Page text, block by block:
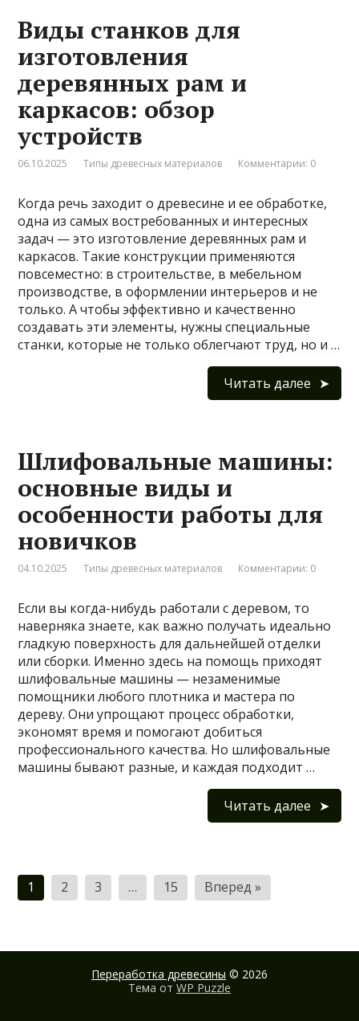
Виды станков для
изготовления
деревянных рам и
каркасов: обзор
устройств
06.10.2025 Типы древесных материалов Комментарии: 0
Когда речь заходит о древесине и ее обработке,
одна из самых востребованных и интересных
задач — это изготовление деревянных рам и
каркасов. Такие конструкции применяются
повсеместно: в строительстве, в мебельном
производстве, в оформлении интерьеров и не
только. А чтобы эффективно и качественно
создавать эти элементы, нужны специальные
станки, которые не только облегчают труд, но и …
Читать далее
Шлифовальные машины:
основные виды и
особенности работы для
новичков
04.10.2025 Типы древесных материалов Комментарии: 0
Если вы когда-нибудь работали с деревом, то
наверняка знаете, как важно получать идеально
гладкую поверхность для дальнейшей отделки
или сборки. Именно здесь на помощь приходят
шлифовальные машины — незаменимые
помощники любого плотника и мастера по
дереву. Они упрощают процесс обработки,
экономят время и помогают добиться
профессионального качества. Но шлифовальные
машины бывают разные, и каждая подходит …
Читать далее
Пагинация
записей
1 2 3 … 15 Вперед »
Переработка древесины © 2026
Тема от WP Puzzle